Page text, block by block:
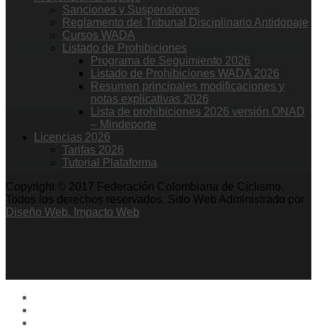
Sanciones y Suspensiones
Reglamento del Tribunal Disciplinario Antidopaje
Cursos WADA
Listado de Prohibiciones
Programa de Seguimiento 2026
Listado de Prohibiciones WADA 2026
Resumen principales modificaciones y
notas explicativas 2026
Lista de prohibiciones 2026 versión ONAD
– Mindeporte
Licencias 2026
Tarifas 2026
Tutorial Plataforma
Copyright © 2017 Federación Colombiana de Ciclismo.
Todos los derechos reservados. Sitio Web Administrado por
Diseño Web. Impacto Web